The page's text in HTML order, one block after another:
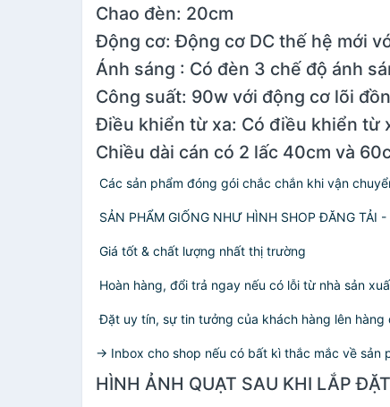
Chao đèn: 20cm
Động cơ: Động cơ DC thế hệ mới
Ánh sáng : Có đèn 3 chế độ ánh
Công suất: 90w với động cơ lõi
Điều khiển từ xa: Có điều khiển từ
Chiều dài cán có 2 lấc 40cm và
Các sản phẩm đóng gói chắc chắn khi vận
SẢN PHẨM GIỐNG NHƯ HÌNH SHOP ĐĂNG TẢI
️ Giá tốt & chất lượng nhất thị trường
Hoàn hàng, đổi trả ngay nếu có lỗi từ nhà sản
Đặt uy tín, sự tin tưởng của khách hàng lên
-> Inbox cho shop nếu có bất kì thắc mắc về sản
HÌNH ẢNH QUẠT SAU KHI LẮP ĐẶT